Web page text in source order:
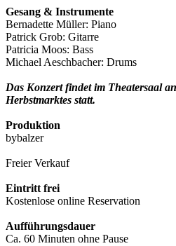
Gesang & Instrumente
Bernadette Müller: Piano
Patrick Grob: Gitarre
Patricia Moos: Bass
Michael Aeschbacher: Drums
Das Konzert findet im Theatersaal
Herbstmarktes statt.
Produktion
bybalzer
Freier Verkauf
Eintritt frei
Kostenlose online Reservation
Aufführungsdauer
Ca. 60 Minuten ohne Pause